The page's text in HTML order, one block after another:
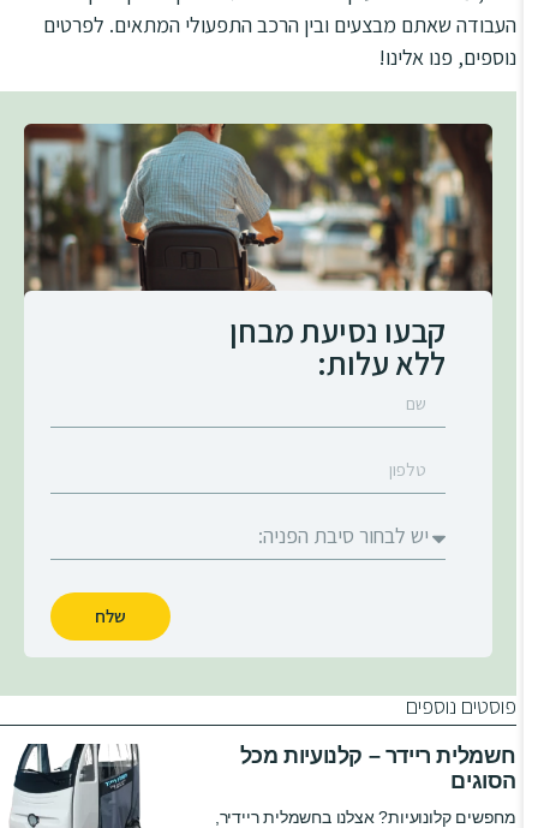
העבודה שאתם מבצעים ובין הרכב התפעולי המתאים. לפרטים
נוספים, פנו אלינו!
קבעו נסיעת מבחן
ללא עלות:
שלח
פוסטים נוספים
חשמלית ריידר – קלנועיות מכל
הסוגים
מחפשים קלונועיות? אצלנו בחשמלית ריידיר,